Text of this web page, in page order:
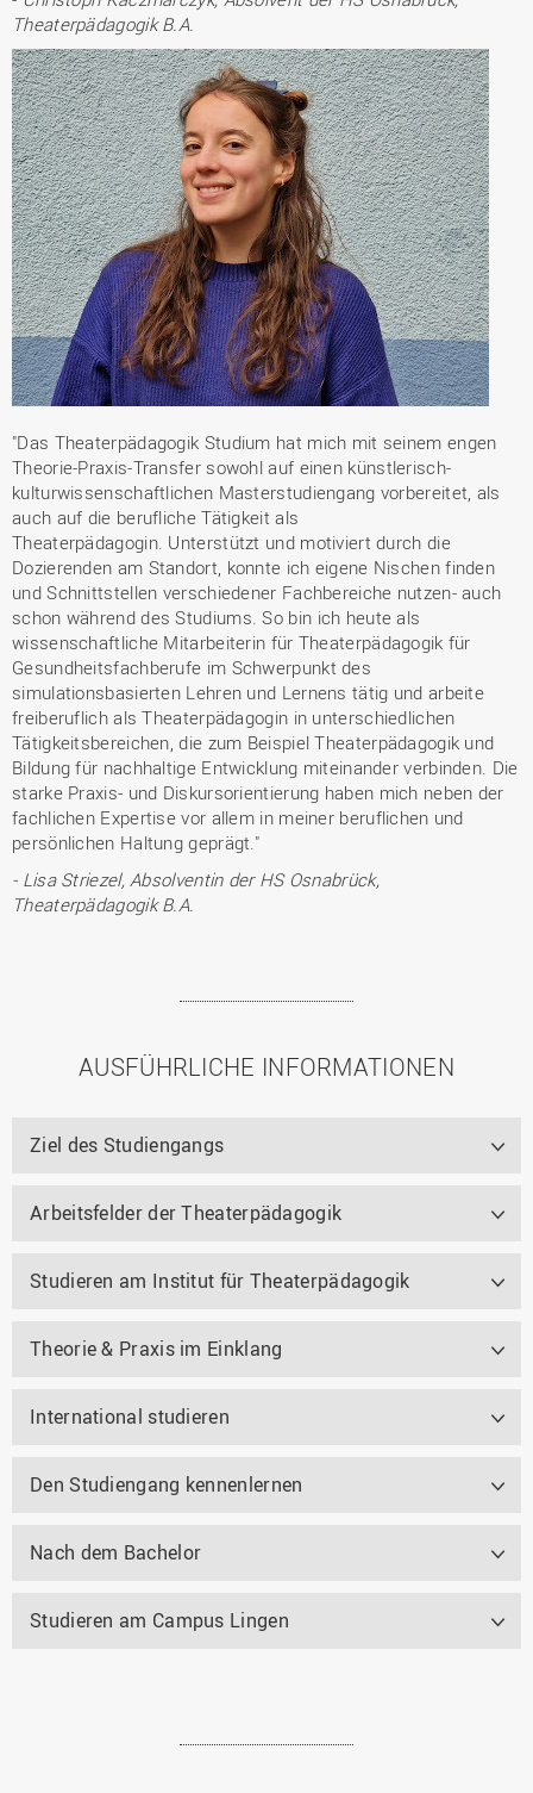
Theaterpädagogik B.A.
"Das Theaterpädagogik Studium hat mich mit seinem engen
Theorie-Praxis-Transfer sowohl auf einen künstlerisch-
kulturwissenschaftlichen Masterstudiengang vorbereitet, als
auch auf die berufliche Tätigkeit als
Theaterpädagogin. Unterstützt und motiviert durch die
Dozierenden am Standort, konnte ich eigene Nischen finden
und Schnittstellen verschiedener Fachbereiche nutzen- auch
schon während des Studiums. So bin ich heute als
wissenschaftliche Mitarbeiterin für Theaterpädagogik für
Gesundheitsfachberufe im Schwerpunkt des
simulationsbasierten Lehren und Lernens tätig und arbeite
freiberuflich als Theaterpädagogin in unterschiedlichen
Tätigkeitsbereichen, die zum Beispiel Theaterpädagogik und
Bildung für nachhaltige Entwicklung miteinander verbinden. Die
starke Praxis- und Diskursorientierung haben mich neben der
fachlichen Expertise vor allem in meiner beruflichen und
persönlichen Haltung geprägt."
- Lisa Striezel, Absolventin der HS Osnabrück,
Theaterpädagogik B.A.
AUSFÜHRLICHE INFORMATIONEN
Ziel des Studiengangs
Arbeitsfelder der Theaterpädagogik
Studieren am Institut für Theaterpädagogik
Theorie & Praxis im Einklang
International studieren
Den Studiengang kennenlernen
Nach dem Bachelor
Studieren am Campus Lingen